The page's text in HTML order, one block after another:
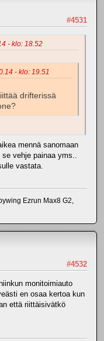
#4531
- klo: 18.52
- klo: 19.51
drifterissä
mennä sanomaan
vehje painaa yms..
vastata.
Ezrun Max8 G2,
#4532
monitoimiauto
en osaa kertoa kun
että riittäisivätkö